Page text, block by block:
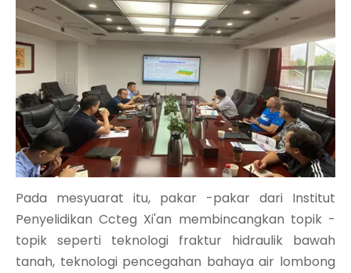
Pada mesyuarat itu, pakar -pakar dari Institut
Penyelidikan Ccteg Xi'an membincangkan topik -
topik seperti teknologi fraktur hidraulik bawah
tanah, teknologi pencegahan bahaya air lombong